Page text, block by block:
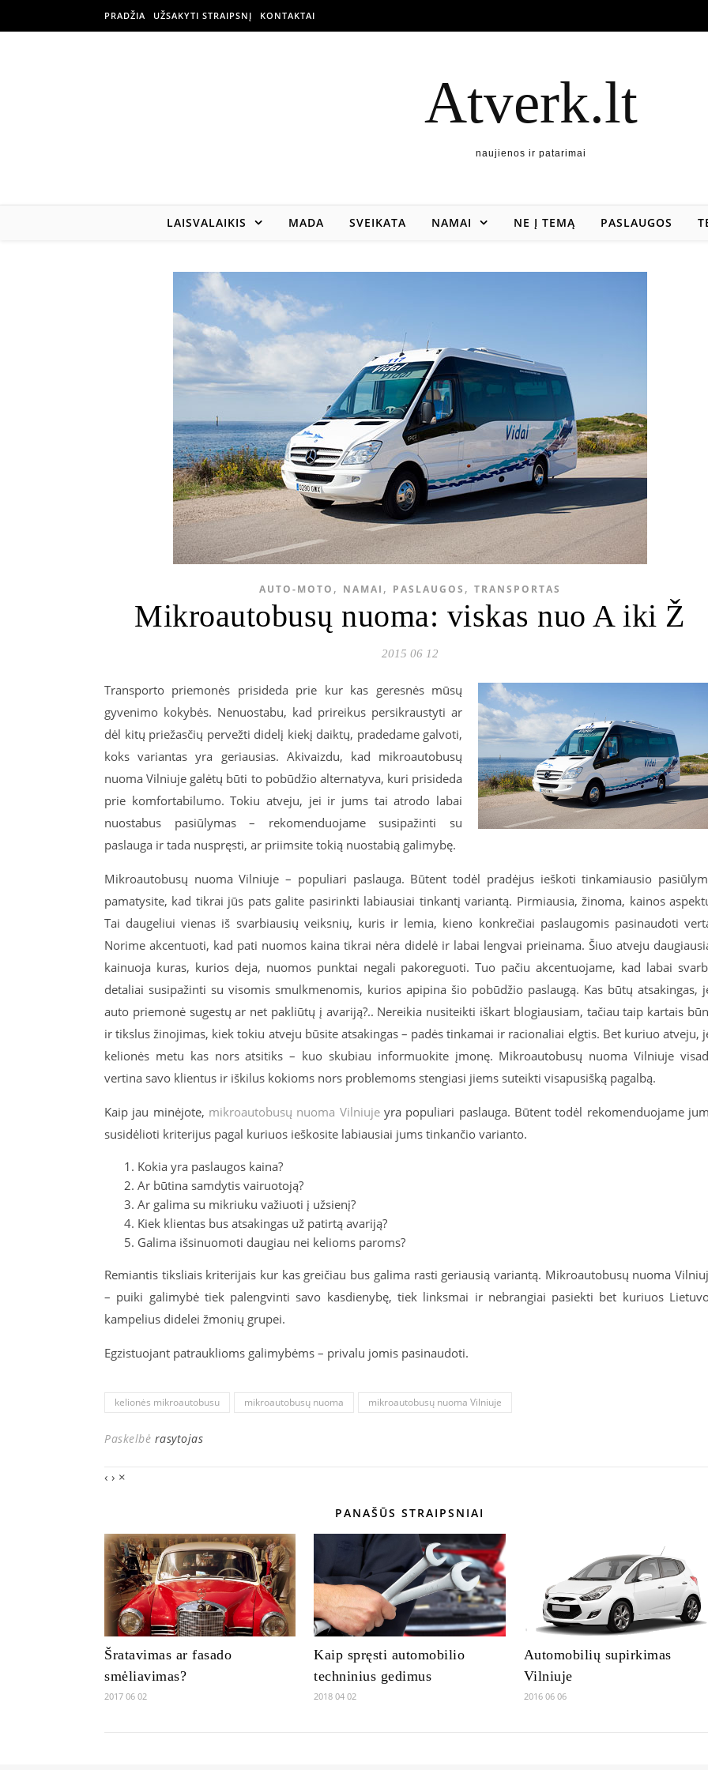
PRADŽIA UŽSAKYTI STRAIPSNĮ KONTAKTAI
Atverk.lt
naujienos ir patarimai
LAISVALAIKIS MADA SVEIKATA NAMAI NE Į TEMĄ PASLAUGOS
AUTO-MOTO , NAMAI , PASLAUGOS , TRANSPORTAS
Mikroautobusų nuoma: viskas nuo A iki Ž
2015 06 12
Transporto priemonės prisideda prie kur kas geresnės mūsų
gyvenimo kokybės. Nenuostabu, kad prireikus persikraustyti ar
dėl kitų priežasčių pervežti didelį kiekį daiktų, pradedame galvoti,
koks variantas yra geriausias. Akivaizdu, kad mikroautobusų
nuoma Vilniuje galėtų būti to pobūdžio alternatyva, kuri prisideda
prie komfortabilumo. Tokiu atveju, jei ir jums tai atrodo labai
nuostabus pasiūlymas – rekomenduojame susipažinti su
paslauga ir tada nuspręsti, ar priimsite tokią nuostabią galimybę.
Mikroautobusų nuoma Vilniuje – populiari paslauga. Būtent todėl pradėjus ieškoti tinkamiausio
pamatysite, kad tikrai jūs pats galite pasirinkti labiausiai tinkantį variantą. Pirmiausia, žinoma, kainos
Tai daugeliui vienas iš svarbiausių veiksnių, kuris ir lemia, kieno konkrečiai paslaugomis pasinaudoti
Norime akcentuoti, kad pati nuomos kaina tikrai nėra didelė ir labai lengvai prieinama. Šiuo atveju
kainuoja kuras, kurios deja, nuomos punktai negali pakoreguoti. Tuo pačiu akcentuojame, kad labai
detaliai susipažinti su visomis smulkmenomis, kurios apipina šio pobūdžio paslaugą. Kas būtų atsakingas,
auto priemonė sugestų ar net pakliūtų į avariją?.. Nereikia nusiteikti iškart blogiausiam, tačiau taip kartais
ir tikslus žinojimas, kiek tokiu atveju būsite atsakingas – padės tinkamai ir racionaliai elgtis. Bet kuriuo atveju,
kelionės metu kas nors atsitiks – kuo skubiau informuokite įmonę. Mikroautobusų nuoma Vilniuje
vertina savo klientus ir iškilus kokioms nors problemoms stengiasi jiems suteikti visapusišką pagalbą.
Kaip jau minėjote, mikroautobusų nuoma Vilniujeyra populiari paslauga. Būtent todėl rekomenduojame
susidėlioti kriterijus pagal kuriuos ieškosite labiausiai jums tinkančio varianto.
Kokia yra paslaugos kaina?
Ar būtina samdytis vairuotoją?
Ar galima su mikriuku važiuoti į užsienį?
Kiek klientas bus atsakingas už patirtą avariją?
Galima išsinuomoti daugiau nei kelioms paroms?
Remiantis tiksliais kriterijais kur kas greičiau bus galima rasti geriausią variantą. Mikroautobusų nuoma
– puiki galimybė tiek palengvinti savo kasdienybę, tiek linksmai ir nebrangiai pasiekti bet kuriuos
kampelius didelei žmonių grupei.
Egzistuojant patrauklioms galimybėms – privalu jomis pasinaudoti.
kelionės mikroautobusu mikroautobusų nuoma mikroautobusų nuoma Vilniuje
Paskelbė rasytojas
‹ › ×
PANAŠŪS STRAIPSNIAI
Šratavimas ar fasado
smėliavimas?
2017 06 02
Kaip spręsti automobilio
techninius gedimus
2018 04 02
Automobilių supirkimas
Vilniuje
2016 06 06